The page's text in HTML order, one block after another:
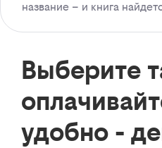
название – и книга
Выберите
удобно -